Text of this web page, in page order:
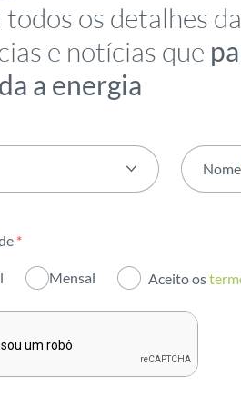
todos os detalhes
e notícias que
a energia
Nome
*
Mensal Aceito os